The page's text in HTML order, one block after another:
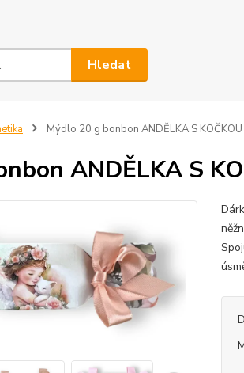
Hledat
Mýdlo 20 g bonbon ANDĚLKA S KOČKOU
ANDĚLKA S